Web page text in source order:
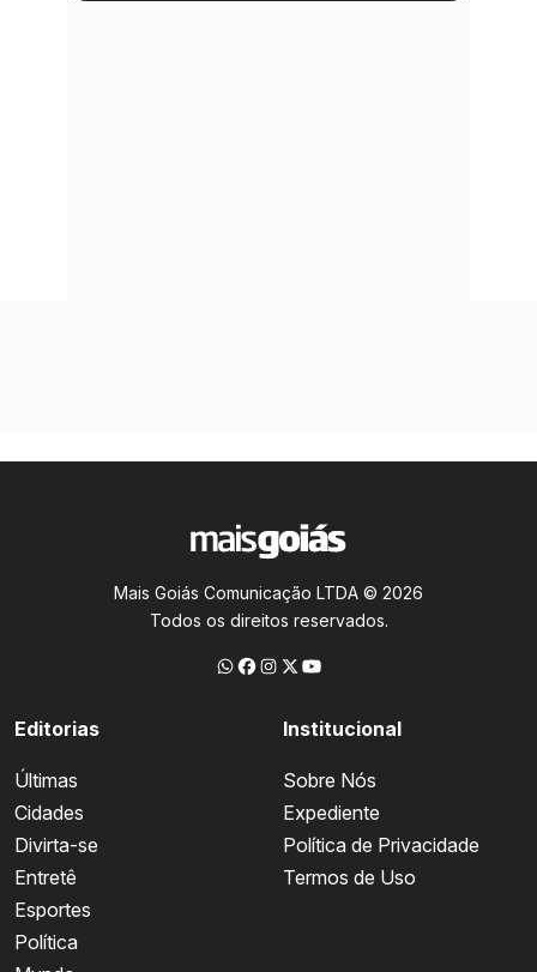
Mais Goiás Comunicação LTDA © 2026
Todos os direitos reservados.
Editorias
Últimas
Cidades
Divirta-se
Entretê
Esportes
Política
Institucional
Sobre Nós
Expediente
Política de Privacidade
Termos de Uso